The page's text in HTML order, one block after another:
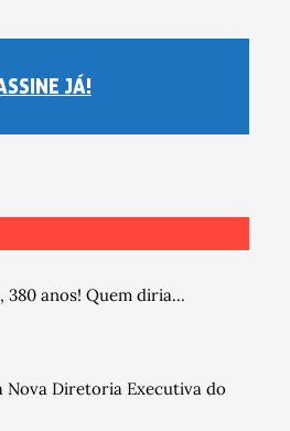
JÁ!
380 anos! Quem diria...
Nova Diretoria Executiva do